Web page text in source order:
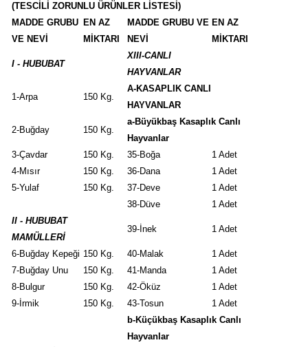
(TESCİLİ ZORUNLU ÜRÜNLER LİSTESİ)
MADDE GRUBU
VE NEVİ
EN AZ
MİKTARI
MADDE GRUBU VE
NEVİ
EN AZ
MİKTARI
I - HUBUBAT
XIII-CANLI
HAYVANLAR
1-Arpa 150 Kg.
A-KASAPLIK CANLI
HAYVANLAR
2-Buğday 150 Kg.
a-Büyükbaş Kasaplık Canlı
Hayvanlar
3-Çavdar
150 Kg. 35-Boğa
1 Adet
4-Mısır
150 Kg. 36-Dana
1 Adet
5-Yulaf
150 Kg. 37-Deve
1 Adet
38-Düve
1 Adet
II - HUBUBAT
MAMÜLLERİ
39-İnek 1 Adet
6-Buğday Kepeği 150 Kg. 40-Malak
1 Adet
7-Buğday Unu
150 Kg. 41-Manda
1 Adet
8-Bulgur
150 Kg. 42-Öküz
1 Adet
9-İrmik
150 Kg. 43-Tosun
1 Adet
b-Küçükbaş Kasaplık Canlı
Hayvanlar